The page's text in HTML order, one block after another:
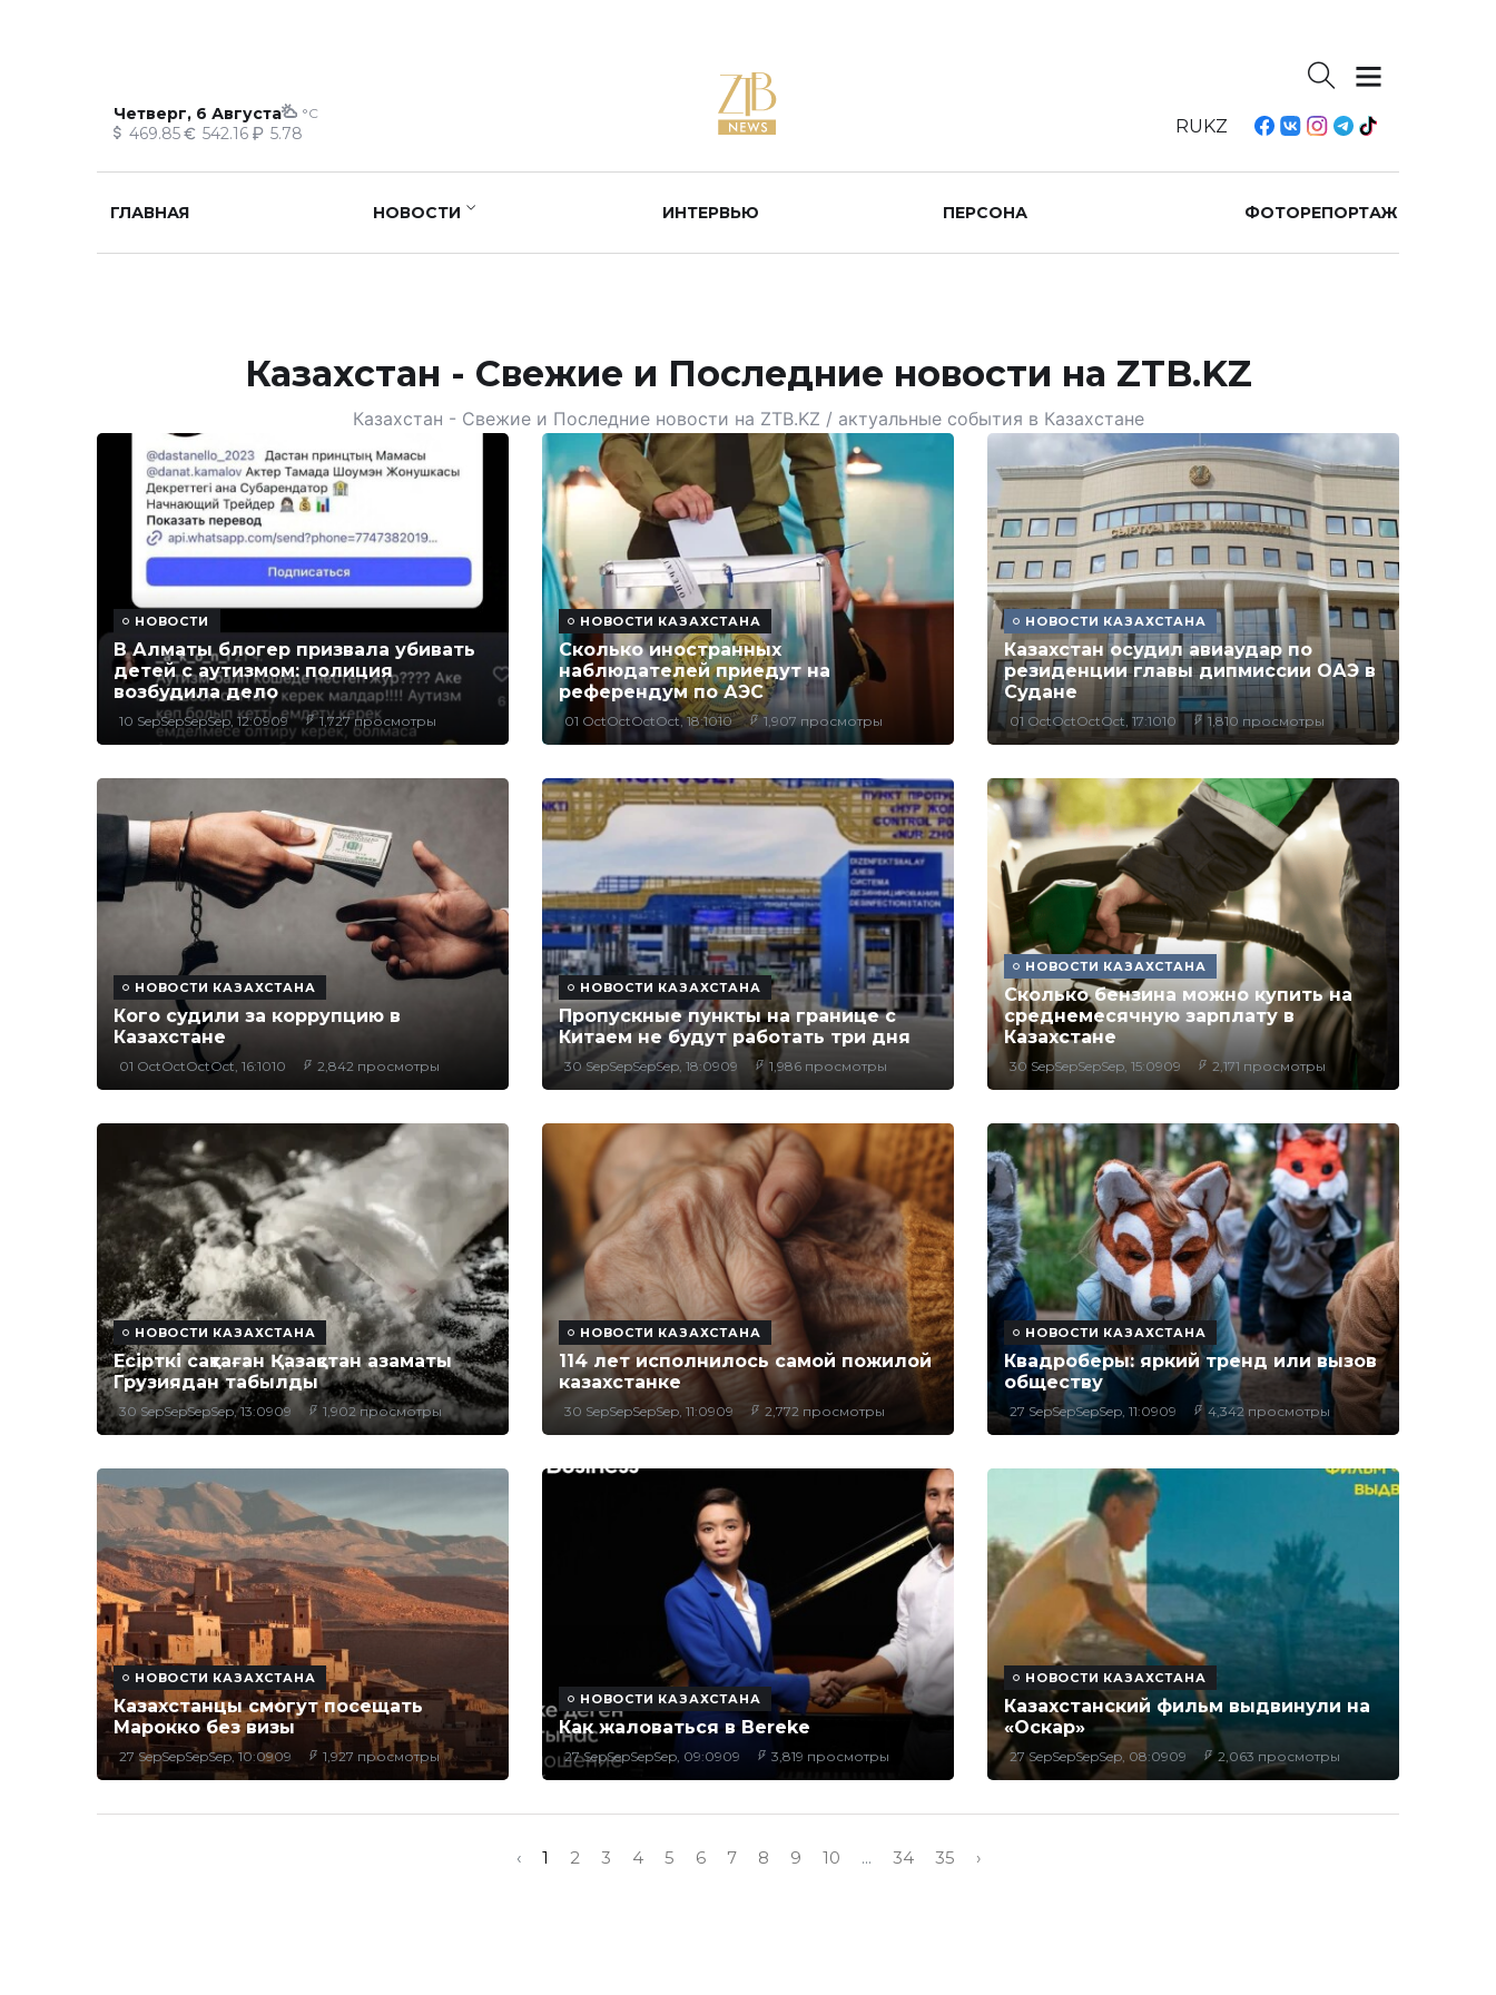
Четверг, 6 Августа °C
469.85 542.16 5.78 RUKZ
ГЛАВНАЯ НОВОСТИ ИНТЕРВЬЮ ПЕРСОНА ФОТОРЕПОРТАЖ
Казахстан - Свежие и Последние новости на ZTB.KZ
Казахстан - Свежие и Последние новости на ZTB.KZ / актуальные события в Казахстане
НОВОСТИ
В Алматы блогер призвала убивать
детей с аутизмом: полиция
возбудила дело
10 SepSepSepSep, 12:0909 1,727 просмотры
НОВОСТИ КАЗАХСТАНА
Сколько иностранных
наблюдателей приедут на
референдум по АЭС
01 OctOctOctOct, 18:1010 1,907 просмотры
НОВОСТИ КАЗАХСТАНА
Казахстан осудил авиаудар по
резиденции главы дипмиссии ОАЭ в
Судане
01 OctOctOctOct, 17:1010 1,810 просмотры
НОВОСТИ КАЗАХСТАНА
Кого судили за коррупцию в
Казахстане
01 OctOctOctOct, 16:1010 2,842 просмотры
НОВОСТИ КАЗАХСТАНА
Пропускные пункты на границе с
Китаем не будут работать три дня
30 SepSepSepSep, 18:0909 1,986 просмотры
НОВОСТИ КАЗАХСТАНА
Сколько бензина можно купить на
среднемесячную зарплату в
Казахстане
30 SepSepSepSep, 15:0909 2,171 просмотры
НОВОСТИ КАЗАХСТАНА
Есірткі сақтаған Қазақстан азаматы
Грузиядан табылды
30 SepSepSepSep, 13:0909 1,902 просмотры
НОВОСТИ КАЗАХСТАНА
114 лет исполнилось самой пожилой
казахстанке
30 SepSepSepSep, 11:0909 2,772 просмотры
НОВОСТИ КАЗАХСТАНА
Квадроберы: яркий тренд или вызов
обществу
27 SepSepSepSep, 11:0909 4,342 просмотры
НОВОСТИ КАЗАХСТАНА
Казахстанцы смогут посещать
Марокко без визы
27 SepSepSepSep, 10:0909 1,927 просмотры
НОВОСТИ КАЗАХСТАНА
Как жаловаться в Bereke
27 SepSepSepSep, 09:0909 3,819 просмотры
НОВОСТИ КАЗАХСТАНА
Казахстанский фильм выдвинули на
«Оскар»
27 SepSepSepSep, 08:0909 2,063 просмотры
‹ 1 2 3 4 5 6 7 8 9 10 ... 34 35 ›